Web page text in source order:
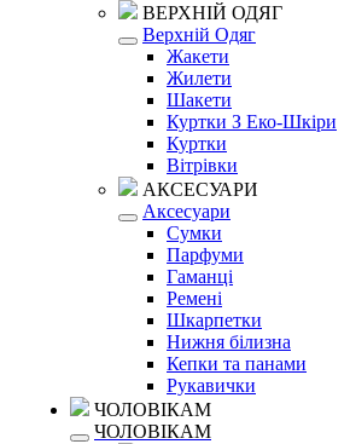
ВЕРХНІЙ ОДЯГ
Верхній Одяг
Жакети
Жилети
Шакети
Куртки З Еко-Шкіри
Куртки
Вітрівки
АКСЕСУАРИ
Аксесуари
Сумки
Парфуми
Гаманці
Ремені
Шкарпетки
Нижня білизна
Кепки та панами
Рукавички
ЧОЛОВІКАМ
ЧОЛОВІКАМ